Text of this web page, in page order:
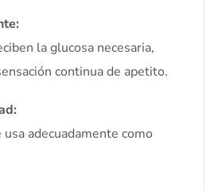
la glucosa necesaria,
continua de apetito.
usa adecuadamente como